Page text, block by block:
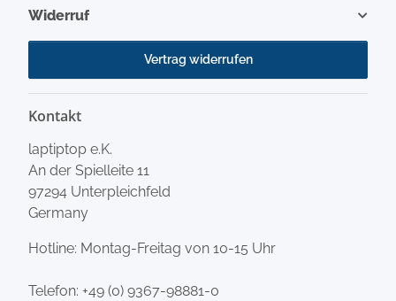
Widerruf
Vertrag widerrufen
Kontakt
laptiptop e.K.
An der Spielleite 11
97294 Unterpleichfeld
Germany
Hotline: Montag-Freitag von 10-15 Uhr
Telefon: +49 (0) 9367-98881-0